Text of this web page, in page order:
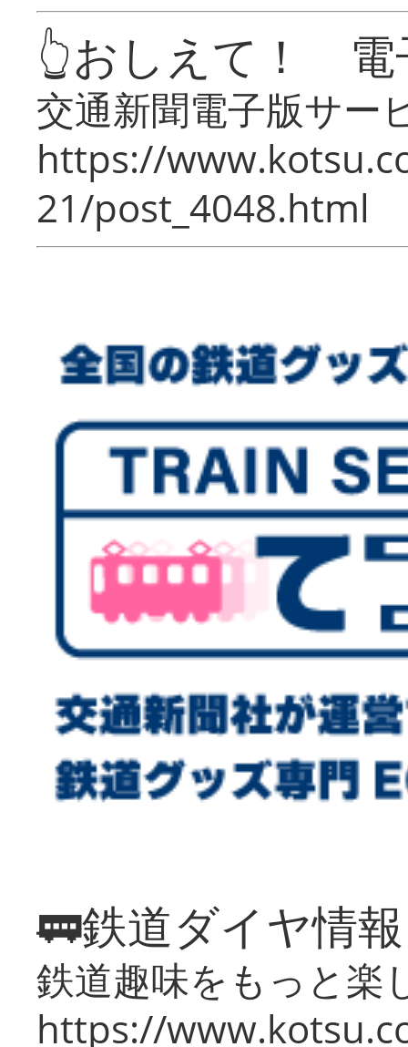
👆おしえて！ 電
交通新聞電子版サー
https://
21/post_4048.html
🚃鉄道ダイヤ情
鉄道趣味をもっと楽
https://